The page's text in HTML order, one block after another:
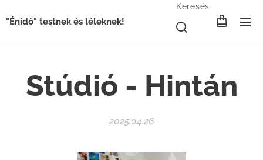
"Énidő" testnek és léleknek!
Keresés
Stúdió - Hintán
2025.04.26